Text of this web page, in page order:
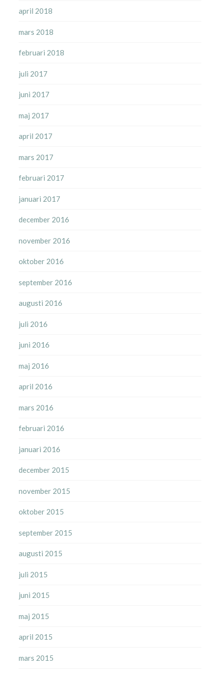
april 2018
mars 2018
februari 2018
juli 2017
juni 2017
maj 2017
april 2017
mars 2017
februari 2017
januari 2017
december 2016
november 2016
oktober 2016
september 2016
augusti 2016
juli 2016
juni 2016
maj 2016
april 2016
mars 2016
februari 2016
januari 2016
december 2015
november 2015
oktober 2015
september 2015
augusti 2015
juli 2015
juni 2015
maj 2015
april 2015
mars 2015